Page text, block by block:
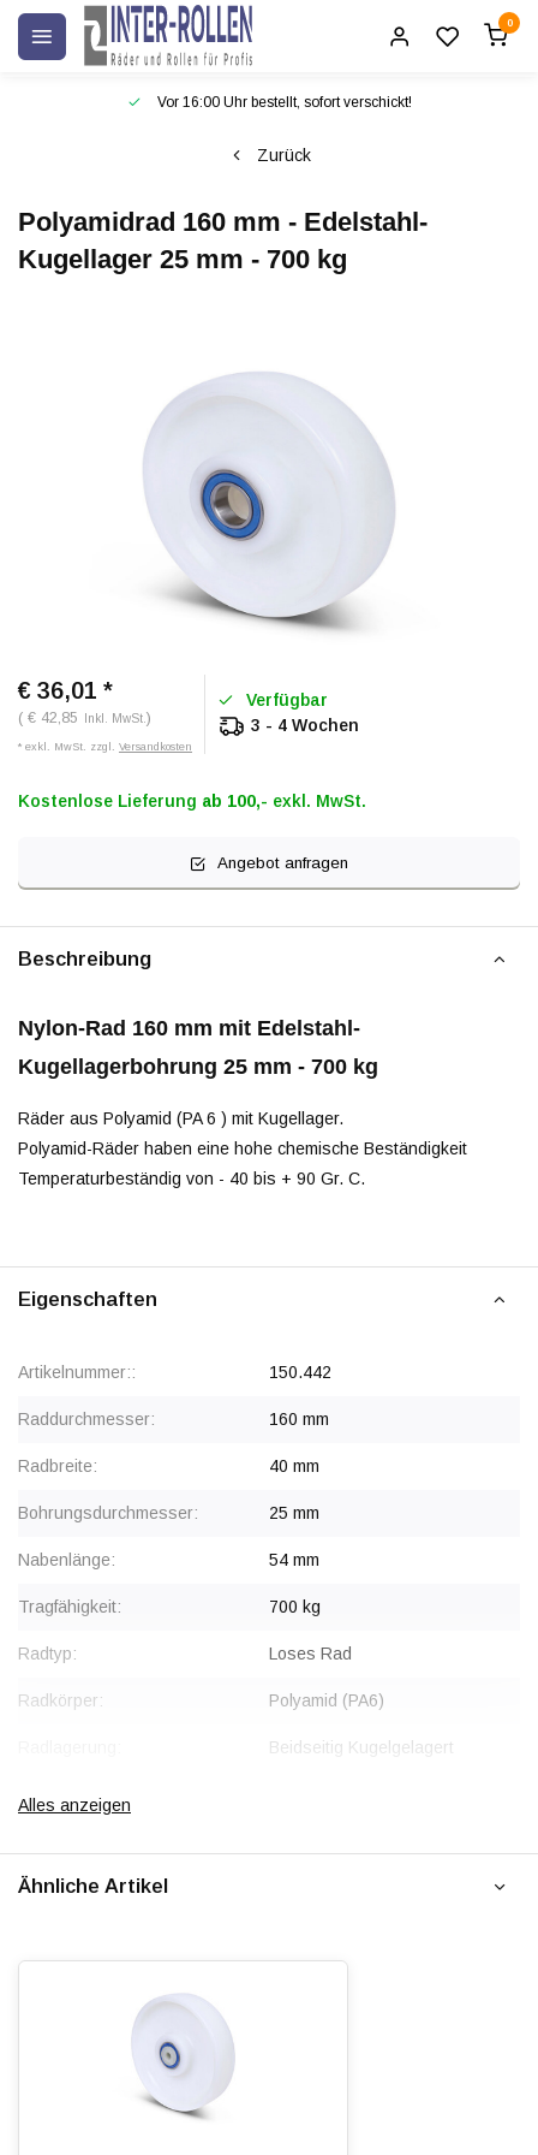
0
Vor 16:00 Uhr bestellt, sofort verschickt!
Zurück
Polyamidrad 160 mm - Edelstahl-
Kugellager 25 mm - 700 kg
€ 36,01 *
( € 42,85 Inkl. MwSt. )
* exkl. MwSt. zzgl. Versandkosten
Verfügbar
3 - 4 Wochen
Kostenlose Lieferung ab 100,- exkl. MwSt.
Angebot anfragen
Beschreibung
Nylon-Rad 160 mm mit Edelstahl-
Kugellagerbohrung 25 mm - 700 kg
Räder aus Polyamid (PA 6 ) mit Kugellager.
Polyamid-Räder haben eine hohe chemische Beständigkeit
Temperaturbeständig von - 40 bis + 90 Gr. C.
Eigenschaften
Artikelnummer:: 150.442
Raddurchmesser: 160 mm
Radbreite: 40 mm
Bohrungsdurchmesser: 25 mm
Nabenlänge: 54 mm
Tragfähigkeit: 700 kg
Radtyp: Loses Rad
Radkörper: Polyamid (PA6)
Beidseitig Kugelgelagert
Lauffläche:
Verschleißfest: 5
Alles anzeigen
Ähnliche Artikel